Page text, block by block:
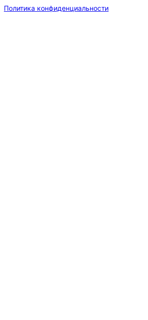
Политика конфиденциальности